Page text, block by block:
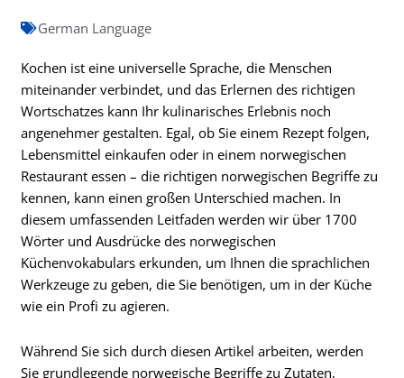
German Language
Kochen ist eine universelle Sprache, die Menschen
miteinander verbindet, und das Erlernen des richtigen
Wortschatzes kann Ihr kulinarisches Erlebnis noch
angenehmer gestalten. Egal, ob Sie einem Rezept folgen,
Lebensmittel einkaufen oder in einem norwegischen
Restaurant essen – die richtigen norwegischen Begriffe zu
kennen, kann einen großen Unterschied machen. In
diesem umfassenden Leitfaden werden wir über 1700
Wörter und Ausdrücke des norwegischen
Küchenvokabulars erkunden, um Ihnen die sprachlichen
Werkzeuge zu geben, die Sie benötigen, um in der Küche
wie ein Profi zu agieren.
Während Sie sich durch diesen Artikel arbeiten, werden
Sie grundlegende norwegische Begriffe zu Zutaten,